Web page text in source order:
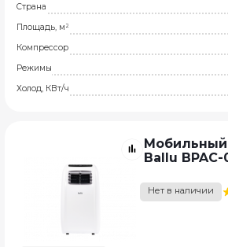
Страна
Площадь, м²
Компрессор
Режимы
Холод, КВт/ч
Ballu BPAC-
Нет в наличии